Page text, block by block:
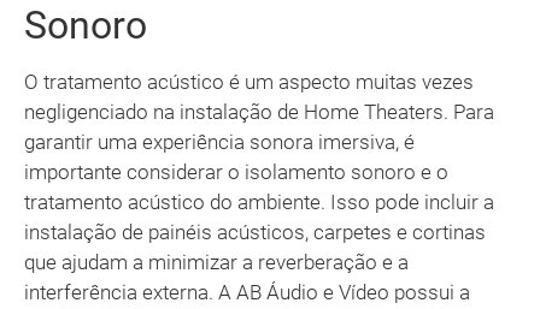
Sonoro
O tratamento acústico é um aspecto muitas vezes
negligenciado na instalação de Home Theaters. Para
garantir uma experiência sonora imersiva, é
importante considerar o isolamento sonoro e o
tratamento acústico do ambiente. Isso pode incluir a
instalação de painéis acústicos, carpetes e cortinas
que ajudam a minimizar a reverberação e a
interferência externa. A AB Áudio e Vídeo possui a